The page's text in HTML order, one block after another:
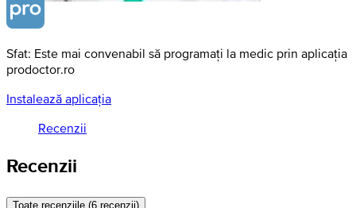
Sfat: Este mai convenabil să programați la medic prin aplicația
prodoctor.ro
Instalează aplicația
Recenzii
Recenzii
Toate recenziile (6 recenzii)